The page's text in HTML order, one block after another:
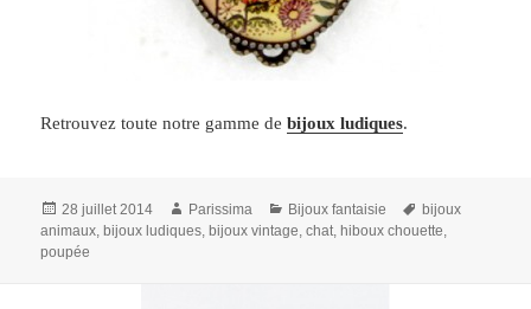
Retrouvez toute notre gamme debijoux ludiques.
Publié
le
28 juillet 2014 Auteur
Parissima Catégories
Bijoux fantaisie
Mots-
clés
bijoux
animaux ,bijoux ludiques ,bijoux vintage ,chat ,hiboux chouette
poupée